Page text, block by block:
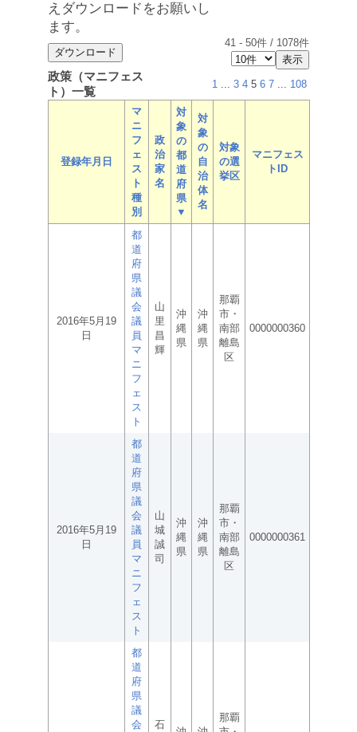
えダウンロードをお願いし
ます。
41 - 50件 / 1078件
政策（マニフェス
ト）一覧
1 ... 3 4 5 6 7 ... 108
登録年月日
マ
ニ
フ
ェ
ス
ト
種
別
政
治
家
名
対
象
の
都
道
府
県
▼
対
象
の
自
治
体
名
対象
の選
挙区
マニフェス
トID
2016年5月19
日
都
道
府
県
議
会
議
員
マ
ニ
フ
ェ
ス
ト
山
里
昌
輝
沖
縄
県
沖
縄
県
那覇
市・
南部
離島
区
0000000360
2016年5月19
日
都
道
府
県
議
会
議
員
マ
ニ
フ
ェ
ス
ト
山
城
誠
司
沖
縄
県
沖
縄
県
那覇
市・
南部
離島
区
0000000361
都
道
府
県
議
会
石
那覇